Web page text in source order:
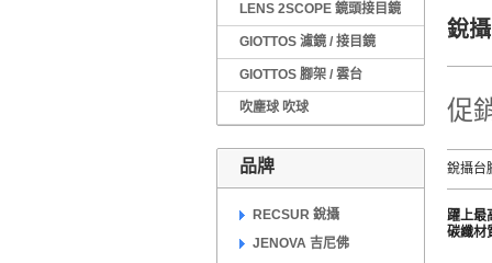
LENS 2SCOPE 鏡頭接目鏡
GIOTTOS 濾鏡 / 接目鏡
GIOTTOS 腳架 / 雲台
吹塵球 吹球
品牌
RECSUR 銳攝
JENOVA 吉尼佛
銳
促
銳攝台
躍上最
碳纖材